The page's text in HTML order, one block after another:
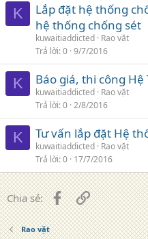
K
Lắp đặt hệ thống
hệ thống chống sét
kuwaitiaddicted Rao vặt
Trả lời 0 9/7/2016
K Báo giá, thi công
kuwaitiaddicted Rao vặt
Trả lời 0 2/8/2016
K Tư vấn lắp đặt Hệ
kuwaitiaddicted Rao vặt
Trả lời 0 17/7/2016
Chia sẻ: FacebookLiên kết
Rao vặt